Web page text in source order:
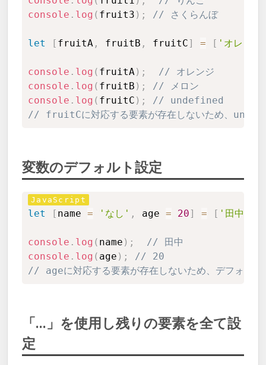
console . log ( fruit3 ) ; // さくらんぼ
let [ fruitA , fruitB , fruitC] = [ 'オレン
console . log ( fruitA) ;
// オレンジ
console . log ( fruitB ) ;
// メロン
console . log ( fruitC ) ;
// undefined
// fruitCに対応する要素が存在しないため、
変数のデフォルト設定
let [ name = 'なし' , age = 20] = [ '田中'
console . log ( name ) ;
// 田中
console . log ( age ) ;
// 20
// ageに対応する要素が存在しないため、デフォルト
「...」を使用し残りの要素を全て設
定